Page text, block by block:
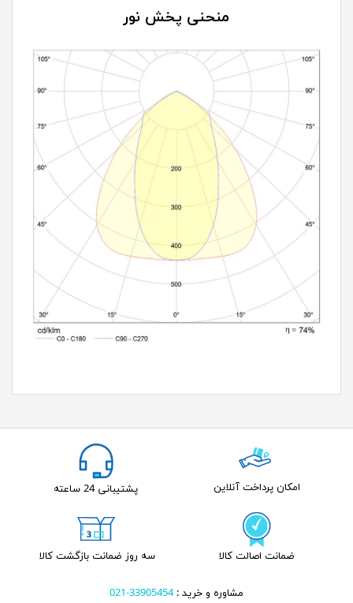
منحنی پخش نور
امکان پرداخت آنلاین پشتیبانی 24 ساعته
ضمانت اصالت کالا سه روز ضمانت بازگشت کالا
مشاوره و خرید :33905454-021